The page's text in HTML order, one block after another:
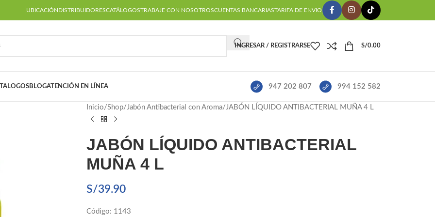
UBICACIÓNDISTRIBUIDORESCATÁLOGOSTRABAJE CON NOSOTROSCUENTAS BANCARIASTARIFA DE ENVIO
INGRESAR / REGISTRARSE S/0.00
BLOGATENCIÓN EN LÍNEA 947 202 807 994 152 582
Inicio Shop Jabón Antibacterial con Aroma JABÓN LÍQUIDO ANTIBACTERIAL MUÑA 4 L
JABÓN LÍQUIDO ANTIBACTERIAL
MUÑA 4 L
S/39.90
Código: 1143